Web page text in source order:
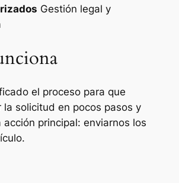
Gestión legal y
el proceso para que
la solicitud en pocos pasos y
acción principal: enviarnos los